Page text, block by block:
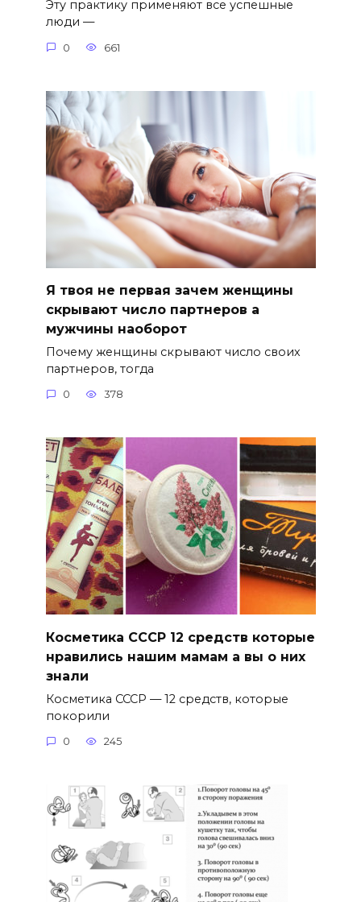
Эту практику применяют все успешные
люди —
0 661
Я твоя не первая зачем женщины
скрывают число партнеров а
мужчины наоборот
Почему женщины скрывают число своих
партнеров, тогда
0 378
Косметика СССР 12 средств которые
нравились нашим мамам а вы о них
знали
Косметика СССР — 12 средств, которые
покорили
0 245